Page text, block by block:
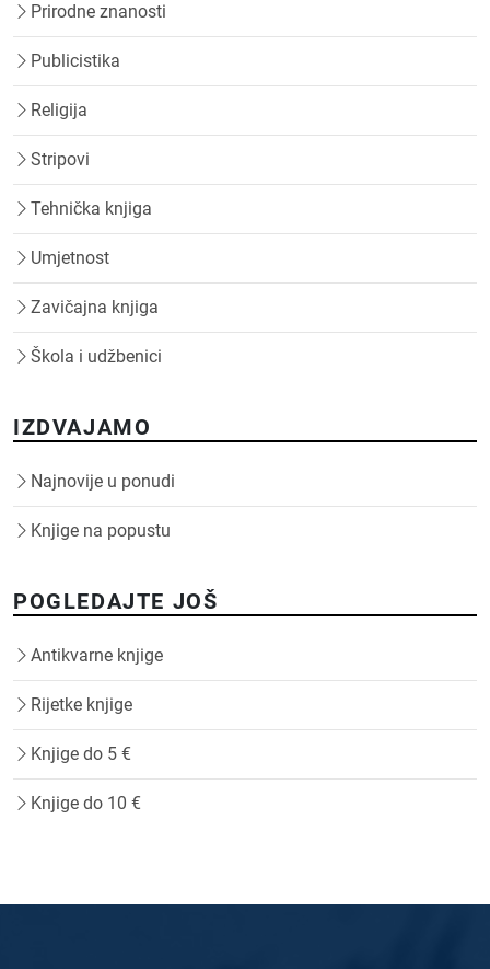
Prirodne znanosti
Publicistika
Religija
Stripovi
Tehnička knjiga
Umjetnost
Zavičajna knjiga
Škola i udžbenici
IZDVAJAMO
Najnovije u ponudi
Knjige na popustu
POGLEDAJTE JOŠ
Antikvarne knjige
Rijetke knjige
Knjige do 5 €
Knjige do 10 €